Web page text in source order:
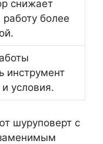
снижает
более
инструмент
условия.
шуруповерт с